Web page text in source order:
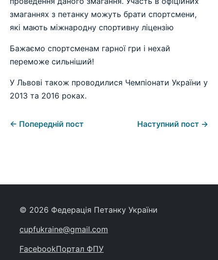
змаганнях з петанку можуть брати спортсмени,
які мають міжнародну спортивну ліцензію
Бажаємо спортсменам гарної гри і нехай
переможе сильніший!
У Львові також проводилися Чемпіонати України у
2013 та 2016 роках.
← Попередній пост Наступний пост →
© 2026 Федерація Петанку України
cupfukraine@gmail.com
FacebookПортал ФПУ